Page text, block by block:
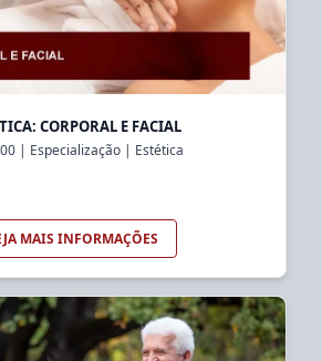
CORPORAL E FACIAL
| Especialização| Estética
MAIS INFORMAÇÕES